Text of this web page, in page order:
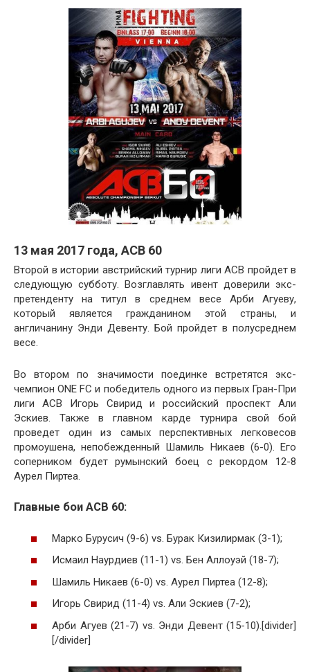
13 мая 2017 года, ACB 60
Второй в истории австрийский турнир лиги ACB пройдет в
следующую субботу. Возглавлять ивент доверили экс-
претенденту на титул в среднем весе Арби Агуеву,
который является гражданином этой страны, и
англичанину Энди Девенту. Бой пройдет в полусреднем
весе.
Во втором по значимости поединке встретятся экс-
чемпион ONE FC и победитель одного из первых Гран-При
лиги ACB Игорь Свирид и российский проспект Али
Эскиев. Также в главном карде турнира свой бой
проведет один из самых перспективных легковесов
промоушена, непобежденный Шамиль Никаев (6-0). Его
соперником будет румынский боец с рекордом 12-8
Аурел Пиртеа.
Главные бои ACB 60:
Марко Бурусич (9-6) vs. Бурак Кизилирмак (3-1);
Исмаил Наурдиев (11-1) vs. Бен Аллоуэй (18-7);
Шамиль Никаев (6-0) vs. Аурел Пиртеа (12-8);
Игорь Свирид (11-4) vs. Али Эскиев (7-2);
Арби Агуев (21-7) vs. Энди Девент (15-10).[divider]
[/divider]